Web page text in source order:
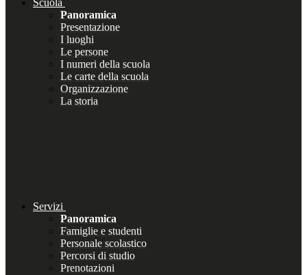
Scuola
Panoramica
Presentazione
I luoghi
Le persone
I numeri della scuola
Le carte della scuola
Organizzazione
La storia
Servizi
Panoramica
Famiglie e studenti
Personale scolastico
Percorsi di studio
Prenotazioni